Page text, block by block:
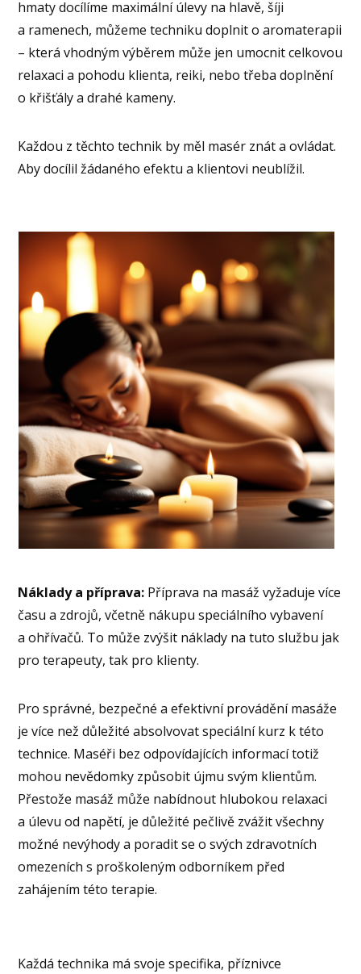
hmaty docílíme maximální úlevy na hlavě, šíji
a ramenech, můžeme techniku doplnit o aromaterapii
– která vhodným výběrem může jen umocnit celkovou
relaxaci a pohodu klienta, reiki, nebo třeba doplnění
o křišťály a drahé kameny.
Každou z těchto technik by měl masér znát a ovládat.
Aby docílil žádaného efektu a klientovi neublížil.
Náklady a příprava: Příprava na masáž vyžaduje více
času a zdrojů, včetně nákupu speciálního vybavení
a ohřívačů. To může zvýšit náklady na tuto službu jak
pro terapeuty, tak pro klienty.
Pro správné, bezpečné a efektivní provádění masáže
je více než důležité absolvovat speciální kurz k této
technice. Maséři bez odpovídajících informací totiž
mohou nevědomky způsobit újmu svým klientům.
Přestože masáž může nabídnout hlubokou relaxaci
a úlevu od napětí, je důležité pečlivě zvážit všechny
možné nevýhody a poradit se o svých zdravotních
omezeních s proškoleným odborníkem před
zahájením této terapie.
Každá technika má svoje specifika, příznivce